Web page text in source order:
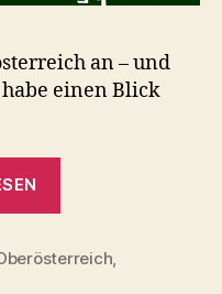
an – und
einen Blick
Oberösterreich“